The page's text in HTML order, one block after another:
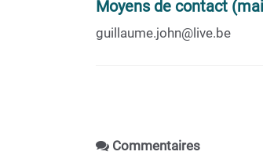
Moyens de contact
guillaume.john@live.be
Commentaires